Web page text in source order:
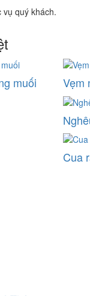
quý khách.
muối Vẹm
Cua